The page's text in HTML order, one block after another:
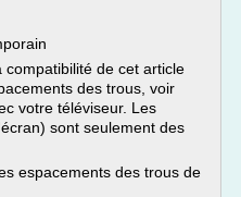
compatibilité de cet article
des trous, voir
votre téléviseur. Les
sont seulement des
espacements des trous de